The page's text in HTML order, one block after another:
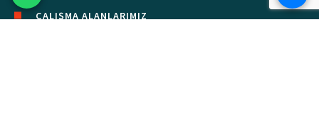
ÇALIŞMA ALANLARIMIZ